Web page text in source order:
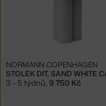
NORMANN COPENHAGEN
3 - 5 týdnů, 9 750 Kč